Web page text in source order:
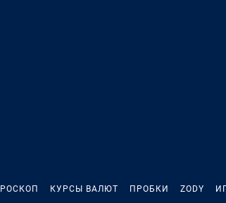
КУРСЫ ВАЛЮТ ПРОБКИ ZODY